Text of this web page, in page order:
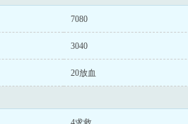
7080
3040
20放血